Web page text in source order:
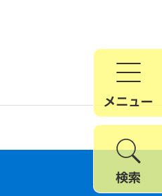
メニュー
検索